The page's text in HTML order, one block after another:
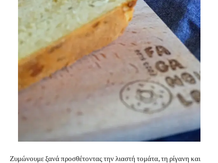
Ζυμώνουμε ξανά προσθέτοντας την λιαστή τομάτα, τη ρίγανη και